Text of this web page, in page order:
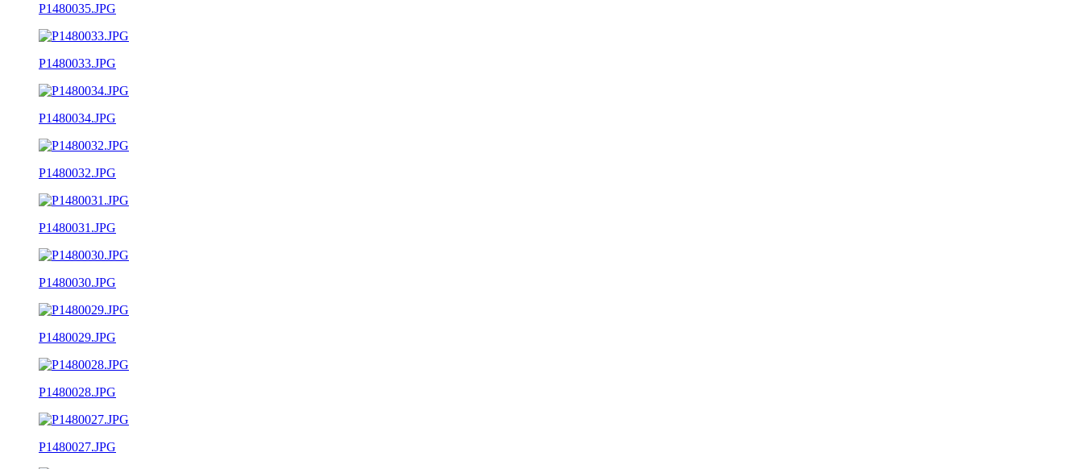
P1480035.JPG
P1480033.JPG
P1480034.JPG
P1480032.JPG
P1480031.JPG
P1480030.JPG
P1480029.JPG
P1480028.JPG
P1480027.JPG